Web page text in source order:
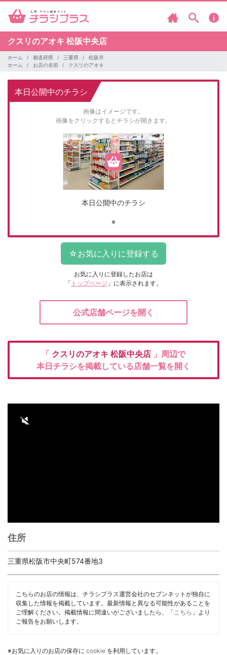
クスリのアオキ 松阪中央店
ホーム 都道府県 三重県
松阪市
ホーム
お店の名前 クスリのアオキ
本日公開中のチラシ
画像はイメージです。
画像をクリックするとチラシが開きます。
本日公開中のチラシ
お気に入りに登録したお店は
「 トップページ 」に表示されます。
公式店舗ページを開く
「 クスリのアオキ 松阪中央店 」周辺で
本日チラシを掲載している店舗一覧を開く
住所
三重県松阪市中央町574番地3
こちらのお店の情報は、チラシプラス運営会社のセブンネットが独自に
収集した情報を掲載しています。最新情報と異なる可能性があることを
ご理解ください。掲載情報に間違いがございましたら、「 こちら 」より
ご報告をお願いします。
※お気に入りのお店の保存に cookie を利用しています。